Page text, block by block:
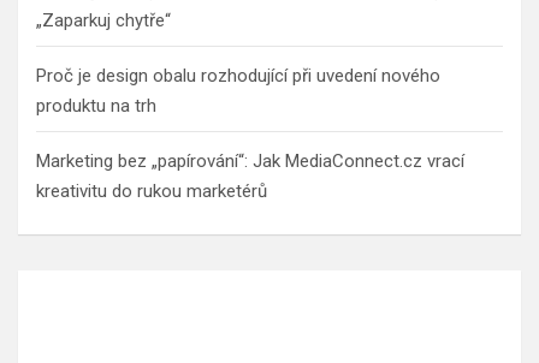
„Zaparkuj chytře“
Proč je design obalu rozhodující při uvedení nového
produktu na trh
Marketing bez „papírování“: Jak MediaConnect.cz vrací
kreativitu do rukou marketérů